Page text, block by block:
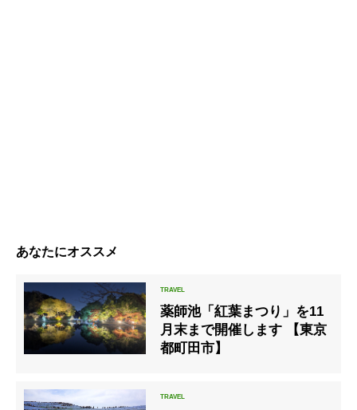
あなたにオススメ
薬師池「紅葉まつり」を11
月末まで開催します 【東京
都町田市】